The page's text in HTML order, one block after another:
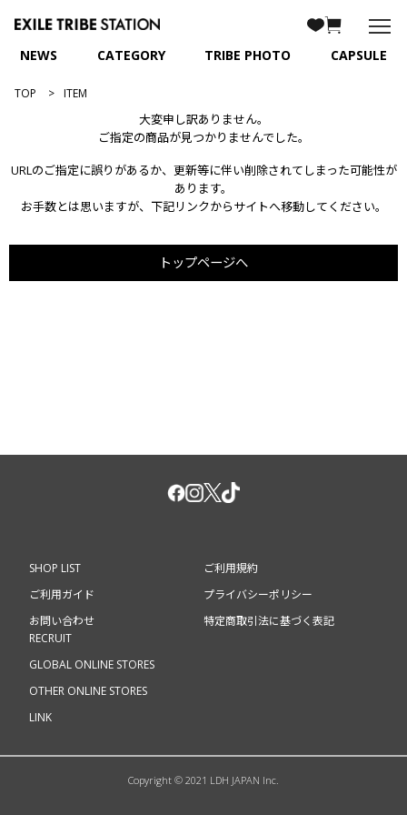
NEWS CATEGORY TRIBE PHOTO CAPSULE
TOP ITEM
大変申し訳ありません。
ご指定の商品が見つかりませんでした。
URLのご指定に誤りがあるか、更新等に伴い削除されてしまった可能性が
あります。
お手数とは思いますが、下記リンクからサイトへ移動してください。
トップページへ
SHOP LIST
ご利用ガイド
お問い合わせ
ご利用規約
プライバシーポリシー
特定商取引法に基づく表記
RECRUIT
GLOBAL ONLINE STORES
OTHER ONLINE STORES
LINK
Copyright © 2021 LDH JAPAN Inc.